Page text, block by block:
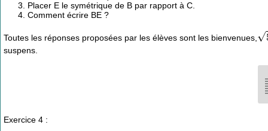
Placer E le symétrique de B par rapport à C.
Comment écrire BE ?
Toutes les réponses proposées par les élèves sont les bienvenues, 2
suspens.
Exercice 4 :